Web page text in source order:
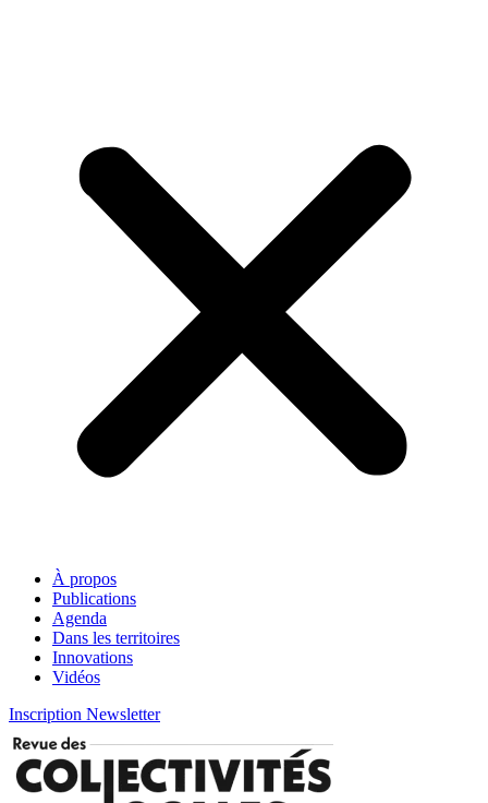
À propos
Publications
Agenda
Dans les territoires
Innovations
Vidéos
Inscription Newsletter